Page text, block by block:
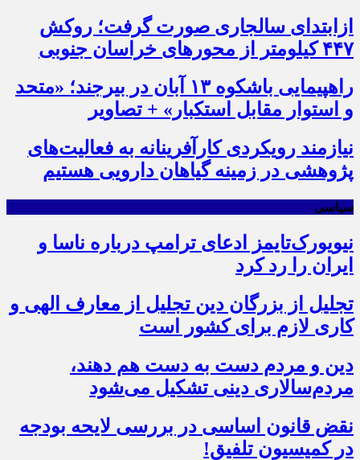
ازابتدای سالجاری صورت گرفت؛ روکش
۴۴۷ کیلومتر از محورهای خراسان جنوبی
راهپیمایی باشکوه ۱۳ آبان در بیرجند؛ «متحد
و استوار مقابل استکبار» + تصاویر
نیازمند رویکردی کارآفرینانه به فعالیت‌های
پژوهشی در زمینه گیاهان دارویی هستیم
سیاسی
نیویورک‌تایمز ادعای ترامپ درباره ناسا و
ایران را رد کرد
تجلیل از بزرگان دین تجلیل از معارف الهی و
کاری لازم برای کشور است
دین و مردم دست به‌ دست هم دهند،
مردم‌سالاری دینی تشکیل می‌شود
نقض قانون اساسی در بررسی لایحه بودجه
در کمیسیون تلفیق!